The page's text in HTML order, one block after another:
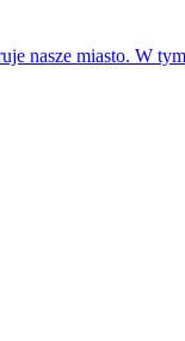
nasze miasto. W